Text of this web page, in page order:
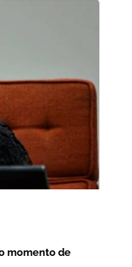
momento de